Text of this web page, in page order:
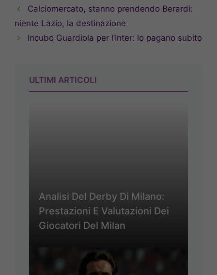
Calciomercato, stanno prendendo Berardi:
niente Lazio, la destinazione
Incubo Guardiola per l’Inter: lo pagano subito
ULTIMI ARTICOLI
Analisi Del Derby Di Milano:
Prestazioni E Valutazioni Dei
Giocatori Del Milan